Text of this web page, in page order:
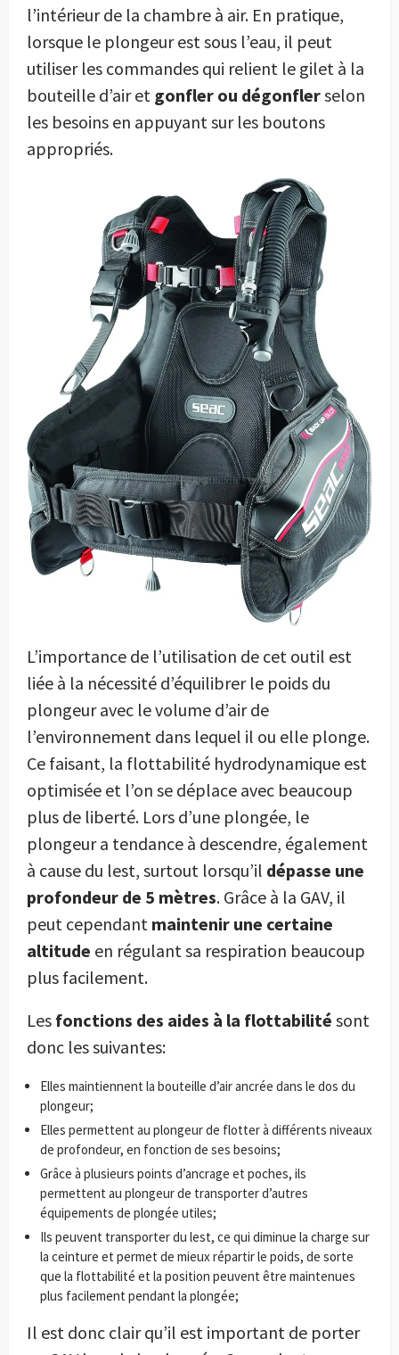
l’intérieur de la chambre à air. En pratique,
lorsque le plongeur est sous l’eau, il peut
utiliser les commandes qui relient le gilet à la
bouteille d’air et gonfler ou dégonflerselon
les besoins en appuyant sur les boutons
appropriés.
L’importance de l’utilisation de cet outil est
liée à la nécessité d’équilibrer le poids du
plongeur avec le volume d’air de
l’environnement dans lequel il ou elle plonge.
Ce faisant, la flottabilité hydrodynamique est
optimisée et l’on se déplace avec beaucoup
plus de liberté. Lors d’une plongée, le
plongeur a tendance à descendre, également
à cause du lest, surtout lorsqu’il dépasse une
profondeur de 5 mètres. Grâce à la GAV, il
peut cependant maintenir une certaine
altitude en régulant sa respiration beaucoup
plus facilement.
Les fonctions des aides à la flottabilité sont
donc les suivantes:
Elles maintiennent la bouteille d’air ancrée dans le dos du
plongeur;
Elles permettent au plongeur de flotter à différents niveaux
de profondeur, en fonction de ses besoins;
Grâce à plusieurs points d’ancrage et poches, ils
permettent au plongeur de transporter d’autres
équipements de plongée utiles;
Ils peuvent transporter du lest, ce qui diminue la charge sur
la ceinture et permet de mieux répartir le poids, de sorte
que la flottabilité et la position peuvent être maintenues
plus facilement pendant la plongée;
Il est donc clair qu’il est important de porter